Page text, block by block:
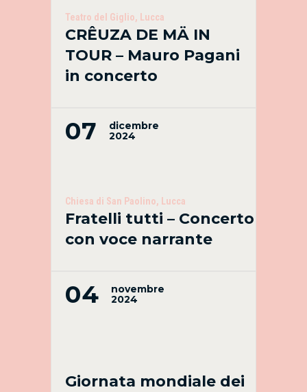
Teatro del Giglio, Lucca
CRÊUZA DE MÄ IN
TOUR – Mauro Pagani
in concerto
07
dicembre
2024
Chiesa di San Paolino, Lucca
Fratelli tutti – Concerto
con voce narrante
04
novembre
2024
Giornata mondiale dei